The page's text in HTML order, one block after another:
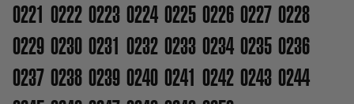
0221 0222 0223 0224 0225 0226 0227 0228
0229 0230 0231 0232 0233 0234 0235 0236
0237 0238 0239 0240 0241 0242 0243 0244